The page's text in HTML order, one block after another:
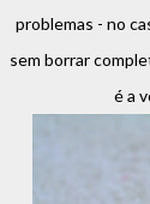
problemas - no
sem borrar
é a